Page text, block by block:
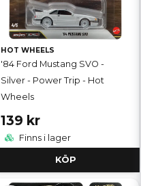
HOT WHEELS
'84 Ford Mustang SVO -
Silver - Power Trip - Hot
Wheels
139 kr
Finns i lager
KÖP